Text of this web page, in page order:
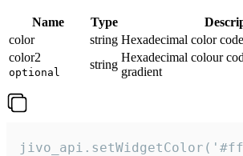
Name Type
color
string Hexadecimal color code
color2
optional
string
Hexadecimal colour
gradient